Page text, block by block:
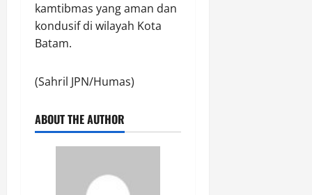
kamtibmas yang aman dan
kondusif di wilayah Kota
Batam.
(Sahril JPN/Humas)
ABOUT THE AUTHOR